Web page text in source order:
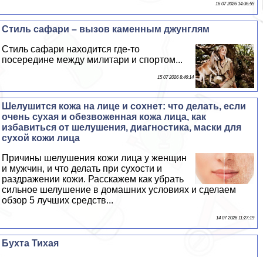
16 07 2026 14:36:55
Стиль сафари – вызов каменным джунглям
Стиль сафари находится где-то
посередине между милитари и спортом...
15 07 2026 8:46:14
Шелушится кожа на лице и сохнет: что делать, если
очень сухая и обезвоженная кожа лица, как
избавиться от шелушения, диагностика, маски для
сухой кожи лица
Причины шелушения кожи лица у женщин
и мужчин, и что делать при сухости и
раздражении кожи. Расскажем как убрать
сильное шелушение в домашних условиях и сделаем
обзор 5 лучших средств...
14 07 2026 11:27:19
Бухта Тихая